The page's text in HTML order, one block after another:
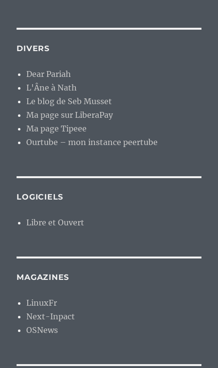
DIVERS
Dear Pariah
L'Âne à Nath
Le blog de Seb Musset
Ma page sur LiberaPay
Ma page Tipeee
Ourtube – mon instance peertube
LOGICIELS
Libre et Ouvert
MAGAZINES
LinuxFr
Next-Inpact
OSNews